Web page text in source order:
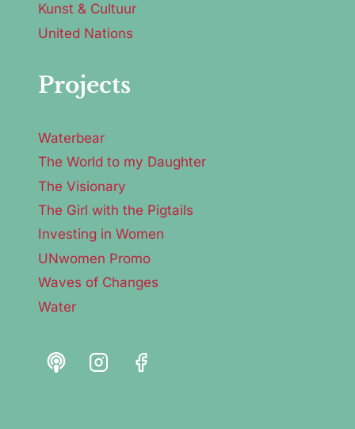
Kunst & Cultuur
United Nations
Projects
Waterbear
The World to my Daughter
The Visionary
The Girl with the Pigtails
Investing in Women
UNwomen Promo
Waves of Changes
Water